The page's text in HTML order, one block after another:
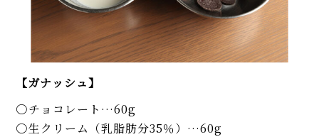
【ガナッシュ】
チョコレート…60g
生クリーム（乳脂肪分35％）…60g